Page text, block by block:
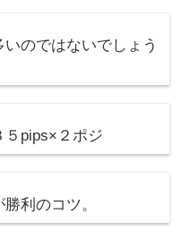
のではないでしょう
５pips×２ポジ
利のコツ。